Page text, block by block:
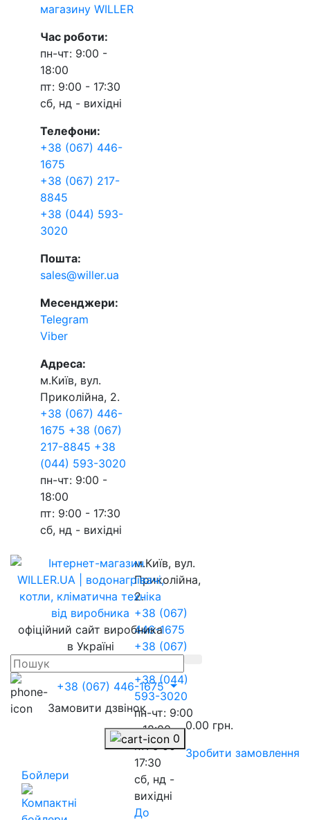
магазину WILLER
Час роботи:
пн-чт: 9:00 -
18:00
пт: 9:00 - 17:30
сб, нд - вихідні
Телефони:
+38 (067) 446-
1675
+38 (067) 217-
8845
+38 (044) 593-
3020
Пошта:
sales@willer.ua
Месенджери:
Telegram
Viber
Адреса:
м.Київ, вул.
Приколійна, 2.
+38 (067) 446-
1675 +38 (067)
217-8845 +38
(044) 593-3020
пн-чт: 9:00 -
18:00
пт: 9:00 - 17:30
сб, нд - вихідні
м.Київ, вул.
Приколійна,
2.
+38 (067)
446-1675
+38 (067)
+38 (044)
593-3020
пн-чт: 9:00
- 18:00
пт: 9:00 -
17:30
сб, нд -
вихідні
До
офіційний сайт виробника
в Україні
+38 (067) 446-1675
Замовити дзвінок
0
0.00 грн.
Зробити замовлення
Бойлери